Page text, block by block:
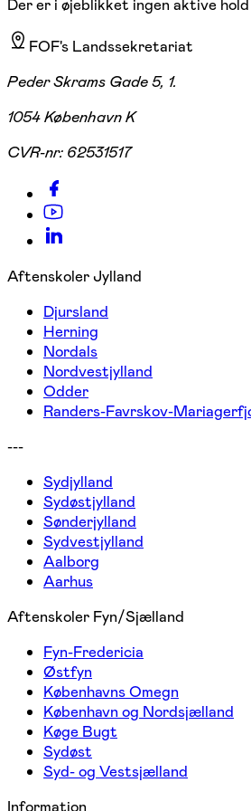
Der er i øjeblikket ingen aktive
FOF's Landssekretariat
Peder Skrams Gade 5, 1.
1054 København K
CVR-nr: 62531517
Aftenskoler Jylland
Djursland
Herning
Nordals
Nordvestjylland
Odder
Randers-Favrskov-
---
Sydjylland
Sydøstjylland
Sønderjylland
Sydvestjylland
Aalborg
Aarhus
Aftenskoler Fyn/Sjælland
Fyn-Fredericia
Østfyn
Københavns Omegn
København og Nordsjælland
Køge Bugt
Sydøst
Syd- og Vestsjælland
Information